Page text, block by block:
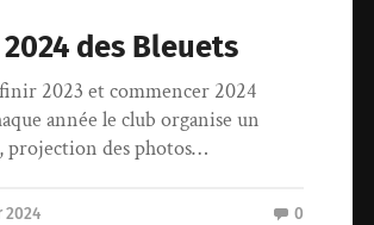
des Bleuets
2023 et commencer 2024
année le club organise un
projection des photos…
2024 0